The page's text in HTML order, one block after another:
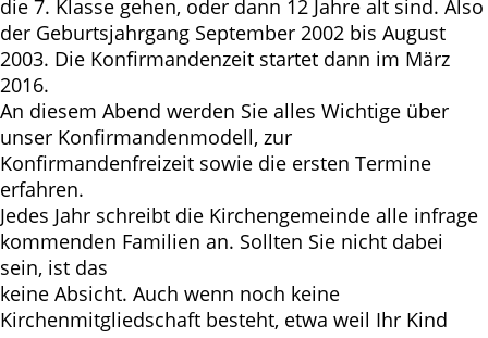
die 7. Klasse gehen, oder dann 12 Jahre alt sind. Also
der Geburtsjahrgang September 2002 bis August
2003. Die Konfirmandenzeit startet dann im März
2016.
An diesem Abend werden Sie alles Wichtige über
unser Konfirmandenmodell, zur
Konfirmandenfreizeit sowie die ersten Termine
erfahren.
Jedes Jahr schreibt die Kirchengemeinde alle infrage
kommenden Familien an. Sollten Sie nicht dabei
sein, ist das
keine Absicht. Auch wenn noch keine
Kirchenmitgliedschaft besteht, etwa weil Ihr Kind